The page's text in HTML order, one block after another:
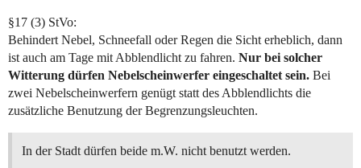
§17 (3) StVo:
Behindert Nebel, Schneefall oder Regen die Sicht erheblich, dann
ist auch am Tage mit Abblendlicht zu fahren. Nur bei solcher
Witterung dürfen Nebelscheinwerfer eingeschaltet sein. Bei
zwei Nebelscheinwerfern genügt statt des Abblendlichts die
zusätzliche Benutzung der Begrenzungsleuchten.
In der Stadt dürfen beide m.W. nicht benutzt werden.